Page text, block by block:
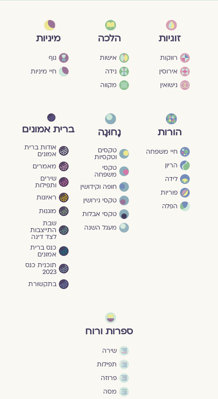
זוגיות
רווקות
אירוסין
נישואין
הלכה
אישות
נידה
מקווה
מיניות
גוף
חיי מיניות
הורות
חיי משפחה
הריון
לידה
פוריות
הפלה
נָחוּגָה
טקסים
וטקסיות
טקסי
משפחה
חופה וקידושין
טקסי גירושין
טקסי אבלות
מעגל השנה
ברית אמונים
אודות ברית
אמונים
מאמרים
שירים
ותפילות
ראיונות
מוגנוּת
שבת
התייצבות
לצד דינה
כנס ברית
אמונים
תוכנית כנס
2023
בתקשורת
ספרות ורוח
שירה
תפילות
פרוזה
מסה